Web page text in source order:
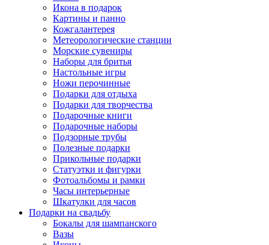
Икона в подарок
Картины и панно
Кожгалантерея
Метеорологические станции
Морские сувениры
Наборы для бритья
Настольные игры
Ножи перочинные
Подарки для отдыха
Подарки для творчества
Подарочные книги
Подарочные наборы
Подзорные трубы
Полезные подарки
Прикольные подарки
Статуэтки и фигурки
Фотоальбомы и рамки
Часы интерьерные
Шкатулки для часов
Подарки на свадьбу
Бокалы для шампанского
Вазы